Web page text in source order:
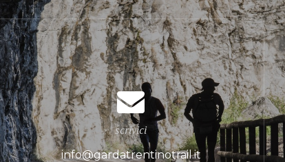
scrivici
info@gardatrentinotrail.it